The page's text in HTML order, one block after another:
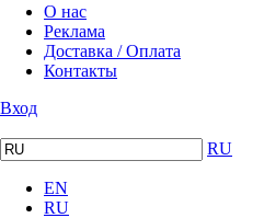
О нас
Реклама
Доставка / Оплата
Контакты
Вход
RU
EN
RU